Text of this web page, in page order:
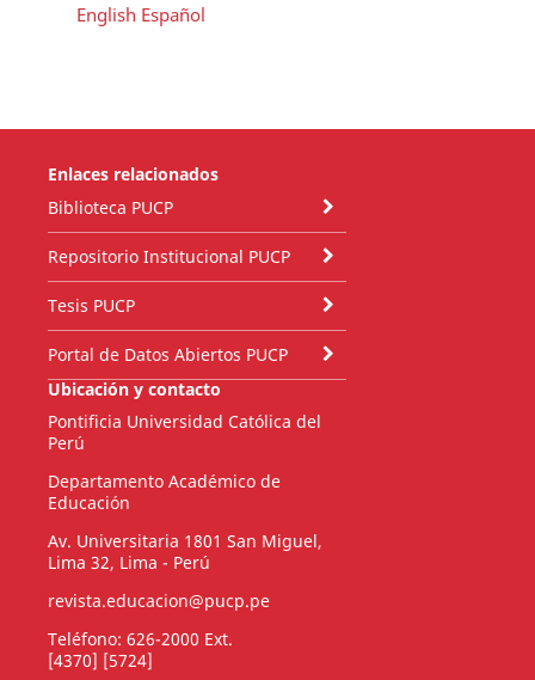
English Español
Enlaces relacionados
Biblioteca PUCP
Repositorio Institucional PUCP
Tesis PUCP
Portal de Datos Abiertos PUCP
Ubicación y contacto
Pontificia Universidad Católica del
Perú
Departamento Académico de
Educación
Av. Universitaria 1801 San Miguel,
Lima 32, Lima - Perú
revista.educacion@pucp.pe
Teléfono: 626-2000 Ext.
[4370] [5724]